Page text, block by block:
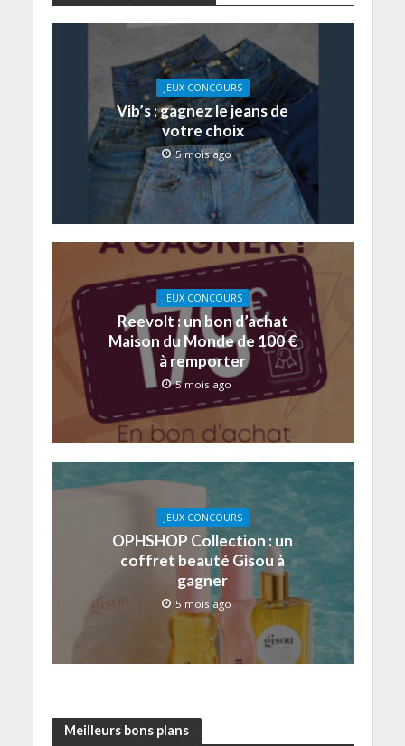
JEUX CONCOURS
Vib’s : gagnez le jeans de
votre choix
5 mois ago
JEUX CONCOURS
Reevolt : un bon d’achat
Maison du Monde de 100 €
à remporter
5 mois ago
JEUX CONCOURS
OPHSHOP Collection : un
coffret beauté Gisou à
gagner
5 mois ago
Meilleurs bons plans